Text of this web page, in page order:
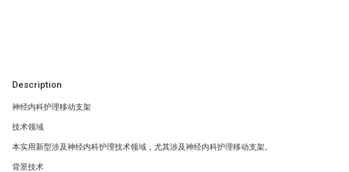
Description
神经内科护理移动支架
技术领域
本实用新型涉及神经内科护理技术领域，尤其涉及神经内科护理移动支架。
背景技术